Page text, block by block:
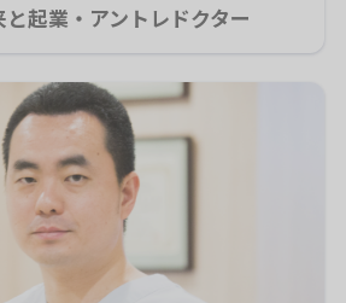
起業・アントレドクター